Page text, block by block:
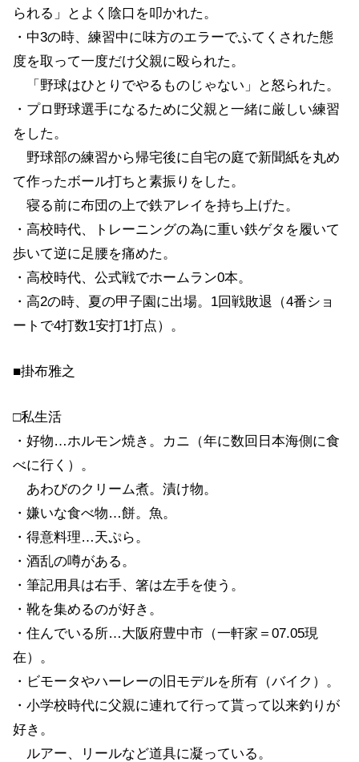
られる」とよく陰口を叩かれた。
・中3の時、練習中に味方のエラーでふてくされた態
度を取って一度だけ父親に殴られた。
「野球はひとりでやるものじゃない」と怒られた。
・プロ野球選手になるために父親と一緒に厳しい練習
をした。
野球部の練習から帰宅後に自宅の庭で新聞紙を丸め
て作ったボール打ちと素振りをした。
寝る前に布団の上で鉄アレイを持ち上げた。
・高校時代、トレーニングの為に重い鉄ゲタを履いて
歩いて逆に足腰を痛めた。
・高校時代、公式戦でホームラン0本。
・高2の時、夏の甲子園に出場。1回戦敗退（4番ショ
ートで4打数1安打1打点）。
■掛布雅之
□私生活
・好物…ホルモン焼き。カニ（年に数回日本海側に食
べに行く）。
あわびのクリーム煮。漬け物。
・嫌いな食べ物…餅。魚。
・得意料理…天ぷら。
・酒乱の噂がある。
・筆記用具は右手、箸は左手を使う。
・靴を集めるのが好き。
・住んでいる所…大阪府豊中市（一軒家＝07.05現
在）。
・ビモータやハーレーの旧モデルを所有（バイク）。
・小学校時代に父親に連れて行って貰って以来釣りが
好き。
ルアー、リールなど道具に凝っている。